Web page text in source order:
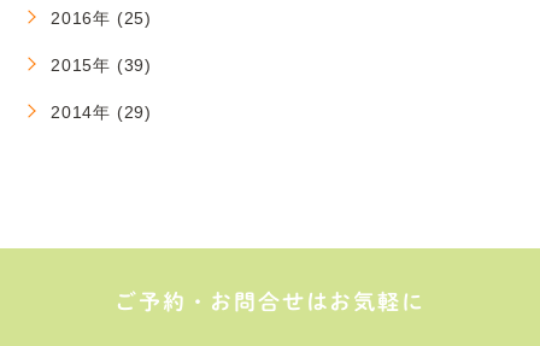
2016年 (25)
2015年 (39)
2014年 (29)
ご予約・お問合せはお気軽に